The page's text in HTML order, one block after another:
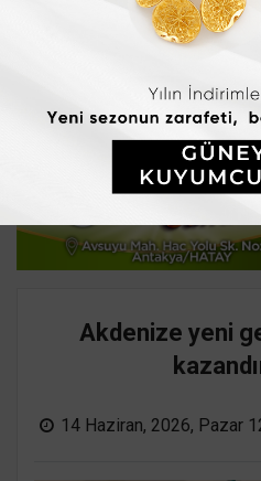
Ana Sayfa GÜNDEM
Akdenize yeni
14 Haziran, 2026, Pazar